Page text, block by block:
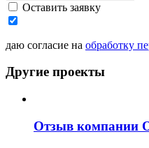
Оставить заявку
даю согласие на обработку
Другие проекты
Отзыв компании